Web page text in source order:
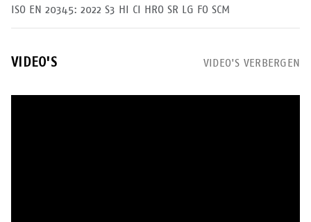
ISO EN 20345: 2022 S3 HI CI HRO SR LG FO SCM
VIDEO'S VIDEO'S VERBERGEN